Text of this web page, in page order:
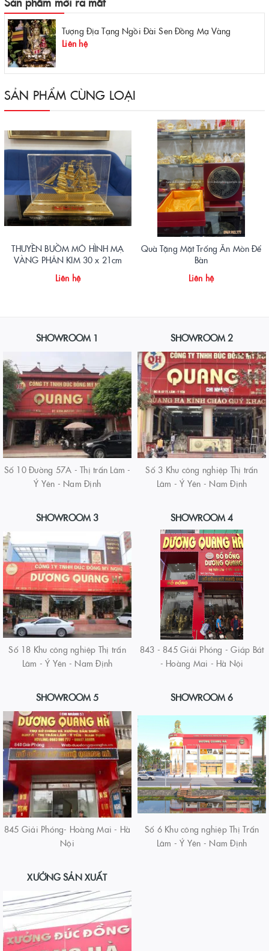
Tượng Địa Tạng Ngồi Đài Sen Đồng Mạ Vàng
Liên hệ
SẢN PHẨM CÙNG LOẠI
THUYỀN BUỒM MÔ HÌNH MẠ
VÀNG PHÂN KIM 30 x 21cm
Liên hệ
Quà Tặng Mặt Trống Ăn Mòn Để
Bàn
Liên hệ
SHOWROOM 1
Số 10 Đường 57A - Thị trấn Lâm -
Ý Yên - Nam Định
SHOWROOM 2
Số 3 Khu công nghiệp Thị trấn
Lâm - Ý Yên - Nam Định
SHOWROOM 3
Số 18 Khu công nghiệp Thị trấn
Lâm - Ý Yên - Nam Định
SHOWROOM 4
843 - 845 Giải Phóng - Giáp Bát
- Hoàng Mai - Hà Nội
SHOWROOM 5
845 Giải Phóng- Hoàng Mai - Hà
Nội
SHOWROOM 6
Số 6 Khu công nghiệp Thị Trấn
Lâm - Ý Yên - Nam Định
XƯỞNG SẢN XUẤT